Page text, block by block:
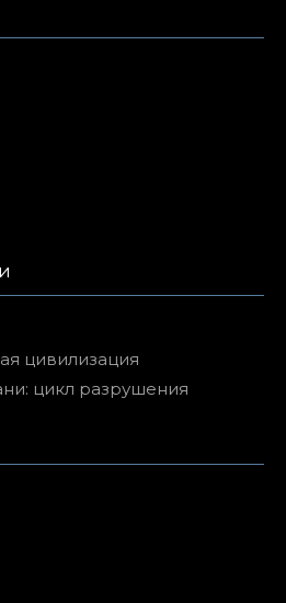
цивилизация
цикл разрушения